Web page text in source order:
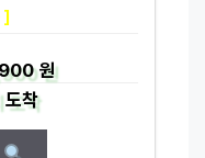
]
원
도착